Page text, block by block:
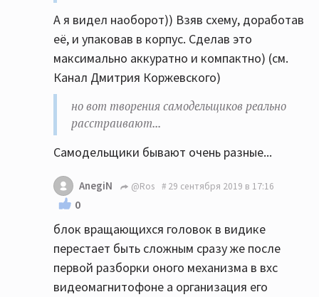
А я видел наоборот)) Взяв схему, доработав
её, и упаковав в корпус. Сделав это
максимально аккуратно и компактно) (см.
Канал Дмитрия Коржевского)
но вот творения самодельщиков реально
расстраивают...
Самодельщики бывают очень разные...
AnegiN @Ros 29 сентября 2019 в 17:16
0
блок вращающихся головок в видике
перестает быть сложным сразу же после
первой разборки оного механизма в вхс
видеомагнитофоне а организация его